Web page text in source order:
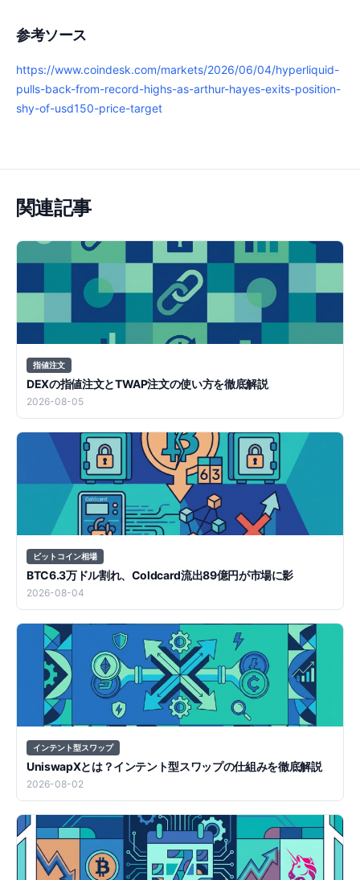
参考ソース
https://www.coindesk.com/markets/2026/06/04/hyperliquid-
pulls-back-from-record-highs-as-arthur-hayes-exits-position-
shy-of-usd150-price-target
関連記事
指値注文
DEXの指値注文とTWAP注文の使い方を徹底解説
2026-08-05
ビットコイン相場
BTC6.3万ドル割れ、Coldcard流出89億円が市場に影
2026-08-04
インテント型スワップ
UniswapXとは？インテント型スワップの仕組みを徹底解説
2026-08-02